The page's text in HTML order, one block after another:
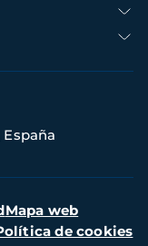
Mapa web
de cookies